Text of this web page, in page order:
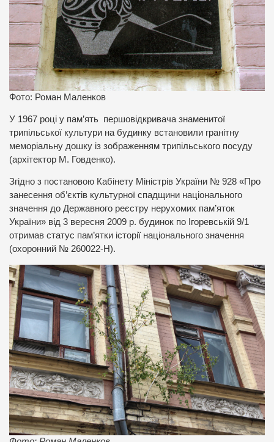
Фото: Роман Маленков
У 1967 році у пам’ять першовідкривача знаменитої
трипільської культури на будинку встановили гранітну
меморіальну дошку із зображенням трипільського посуду
(архітектор М. Говденко).
Згідно з постановою Кабінету Міністрів України № 928 «Про
занесення об’єктів культурної спадщини національного
значення до Державного реєстру нерухомих пам’яток
України» від 3 вересня 2009 р. будинок по Ігоревській 9/1
отримав статус пам’ятки історії національного значення
(охоронний № 260022-Н).